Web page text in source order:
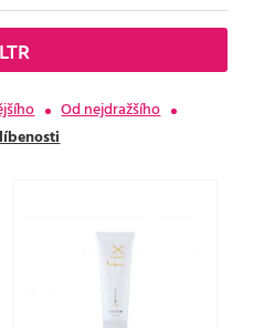
Od nejdražšího